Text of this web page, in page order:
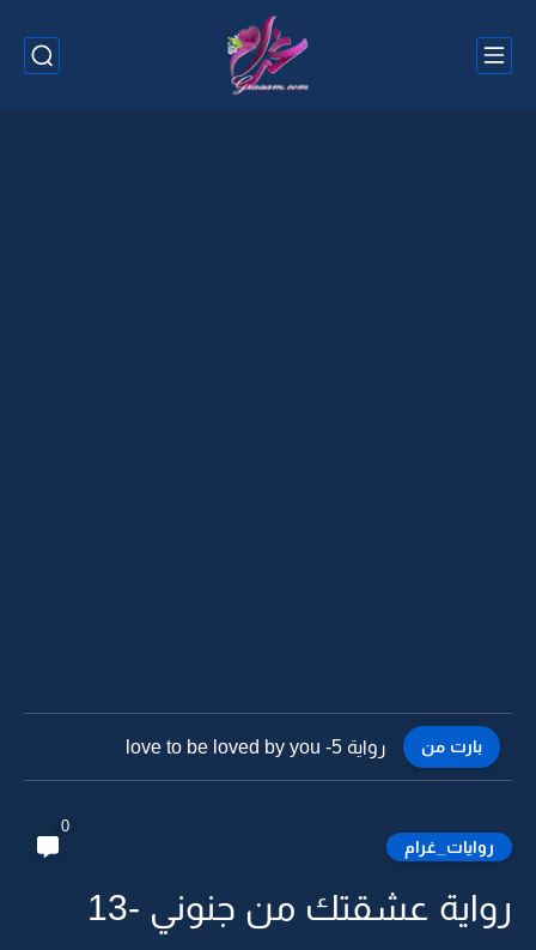
بارت من رواية love to be loved by you -4
روايات_غرام
0
رواية عشقتك من جنوني -13